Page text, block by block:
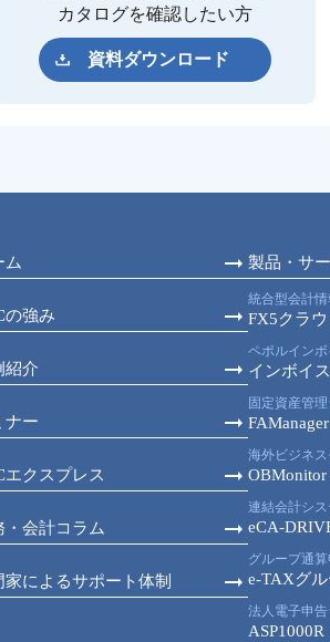
カタログを確認したい方
資料ダウンロード
ム
の強み
紹介
ナー
エクスプレス
・会計コラム
家によるサポート体制
製品・サ
統合型会計
FX5クラウ
ペポルイン
インボイ
固定資産管
FAManager
海外ビジネ
OBMonitor
連結会計シス
eCA-
グループ通
e-TAXグ
法人電子申
ASP1000R